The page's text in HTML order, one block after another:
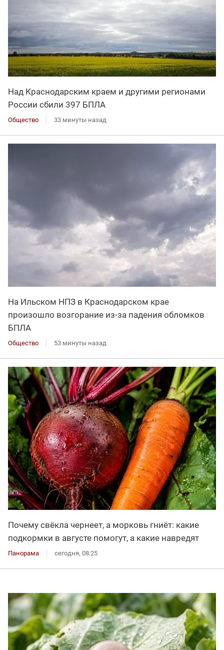
Над Краснодарским краем и другими регионами
России сбили 397 БПЛА
Общество 33 минуты назад
На Ильском НПЗ в Краснодарском крае
произошло возгорание из-за падения обломков
БПЛА
Общество 53 минуты назад
Почему свёкла чернеет, а морковь гниёт: какие
подкормки в августе помогут, а какие навредят
Панорама сегодня, 08:25